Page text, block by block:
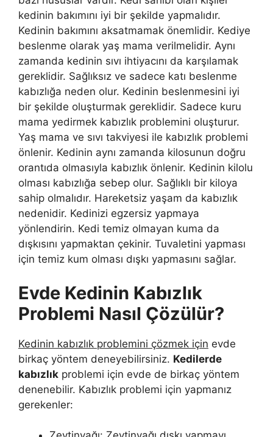
kedinin bakımını iyi bir şekilde yapmalıdır.
Kedinin bakımını aksatmamak önemlidir. Kediye
beslenme olarak yaş mama verilmelidir. Aynı
zamanda kedinin sıvı ihtiyacını da karşılamak
gereklidir. Sağlıksız ve sadece katı beslenme
kabızlığa neden olur. Kedinin beslenmesini iyi
bir şekilde oluşturmak gereklidir. Sadece kuru
mama yedirmek kabızlık problemini oluşturur.
Yaş mama ve sıvı takviyesi ile kabızlık problemi
önlenir. Kedinin aynı zamanda kilosunun doğru
orantıda olmasıyla kabızlık önlenir. Kedinin kilolu
olması kabızlığa sebep olur. Sağlıklı bir kiloya
sahip olmalıdır. Hareketsiz yaşam da kabızlık
nedenidir. Kedinizi egzersiz yapmaya
yönlendirin. Kedi temiz olmayan kuma da
dışkısını yapmaktan çekinir. Tuvaletini yapması
için temiz kum olması dışkı yapmasını sağlar.
Evde Kedinin Kabızlık
Problemi Nasıl Çözülür?
Kedinin kabızlık problemini çözmek için evde
birkaç yöntem deneyebilirsiniz. Kedilerde
kabızlık problemi için evde de birkaç yöntem
denenebilir. Kabızlık problemi için yapmanız
gerekenler: